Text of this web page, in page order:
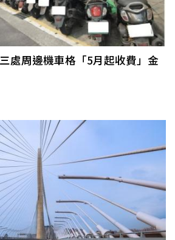
處周邊機車格「5月起收費」金